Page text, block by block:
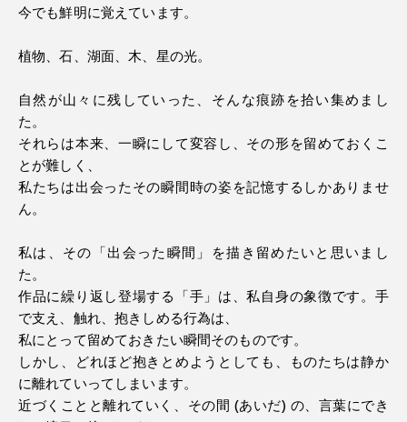
今でも鮮明に覚えています。
植物、石、湖面、木、星の光。
自然が山々に残していった、そんな痕跡を拾い集めまし
た。
それらは本来、一瞬にして変容し、その形を留めておくこ
とが難しく、
私たちは出会ったその瞬間時の姿を記憶するしかありませ
ん。
私は、その「出会った瞬間」を描き留めたいと思いまし
た。
作品に繰り返し登場する「手」は、私自身の象徴です。手
で支え、触れ、抱きしめる行為は、
私にとって留めておきたい瞬間そのものです。
しかし、どれほど抱きとめようとしても、ものたちは静か
に離れていってしまいます。
近づくことと離れていく、その間 (あいだ) の、言葉にでき